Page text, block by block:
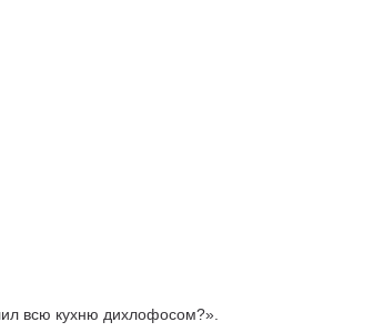
всю кухню дихлофосом?».